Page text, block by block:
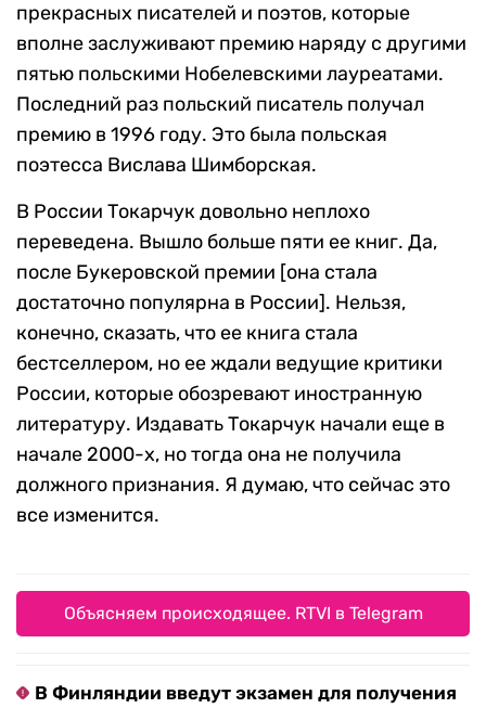
прекрасных писателей и поэтов, которые
вполне заслуживают премию наряду с другими
пятью польскими Нобелевскими лауреатами.
Последний раз польский писатель получал
премию в 1996 году. Это была польская
поэтесса Вислава Шимборская.
В России Токарчук довольно неплохо
переведена. Вышло больше пяти ее книг. Да,
после Букеровской премии [она стала
достаточно популярна в России]. Нельзя,
конечно, сказать, что ее книга стала
бестселлером, но ее ждали ведущие критики
России, которые обозревают иностранную
литературу. Издавать Токарчук начали еще в
начале 2000-х, но тогда она не получила
должного признания. Я думаю, что сейчас это
все изменится.
Объясняем происходящее. RTVI в Telegram
В Финляндии введут экзамен для получения